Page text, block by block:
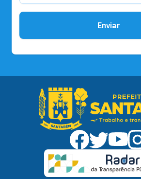
Enviar